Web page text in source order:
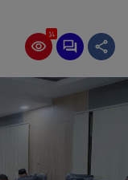
14